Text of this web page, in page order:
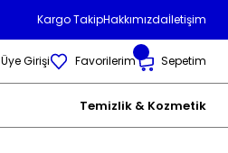
Kargo TakipHakkımızdaİletişim
Üye Girişi Favorilerim Sepetim
Temizlik & Kozmetik